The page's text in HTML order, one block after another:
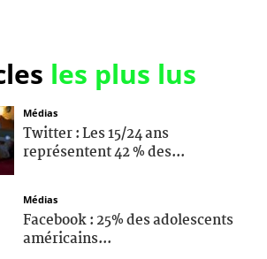
les plus lus
Médias
Twitter : Les 15/24 ans
représentent 42 % des...
Médias
Facebook : 25% des adolescents
américains...